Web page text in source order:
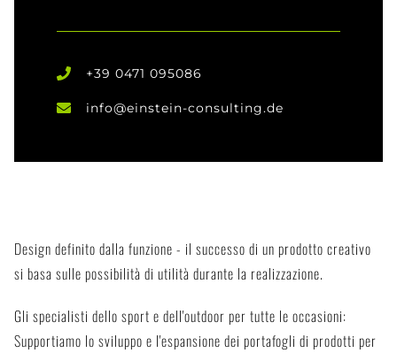
+39 0471 095086
info@einstein-consulting.de
Design definito dalla funzione - il successo di un prodotto creativo
si basa sulle possibilità di utilità durante la realizzazione.
Gli specialisti dello sport e dell'outdoor per tutte le occasioni:
Supportiamo lo sviluppo e l'espansione dei portafogli di prodotti per